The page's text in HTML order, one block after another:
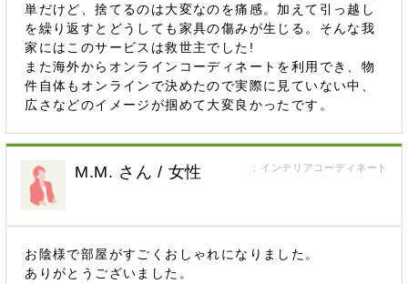
単だけど、捨てるのは大変なのを痛感。加えて引っ越し
を繰り返すとどうしても家具の傷みが生じる。そんな我
家にはこのサービスは救世主でした!
また海外からオンラインコーディネートを利用でき、物
件自体もオンラインで決めたので実際に見ていない中、
広さなどのイメージが掴めて大変良かったです。
：インテリアコーディネート
M.M. さん / 女性
お陰様で部屋がすごくおしゃれになりました。
ありがとうございました。